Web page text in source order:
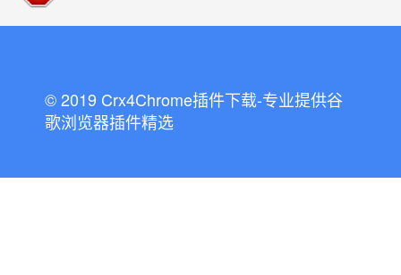
© 2019 Crx4Chrome插件下载-专业提供谷
歌浏览器插件精选